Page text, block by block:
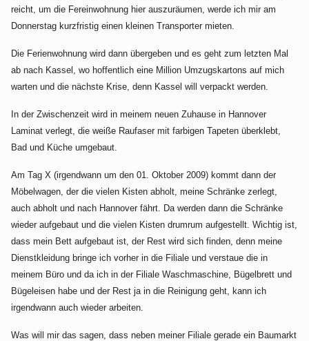
reicht, um die Fereinwohnung hier auszuräumen, werde ich mir am
Donnerstag kurzfristig einen kleinen Transporter mieten.
Die Ferienwohnung wird dann übergeben und es geht zum letzten Mal
ab nach Kassel, wo hoffentlich eine Million Umzugskartons auf mich
warten und die nächste Krise, denn Kassel will verpackt werden.
In der Zwischenzeit wird in meinem neuen Zuhause in Hannover
Laminat verlegt, die weiße Raufaser mit farbigen Tapeten überklebt,
Bad und Küche umgebaut.
Am Tag X (irgendwann um den 01. Oktober 2009) kommt dann der
Möbelwagen, der die vielen Kisten abholt, meine Schränke zerlegt,
auch abholt und nach Hannover fährt. Da werden dann die Schränke
wieder aufgebaut und die vielen Kisten drumrum aufgestellt. Wichtig ist,
dass mein Bett aufgebaut ist, der Rest wird sich finden, denn meine
Dienstkleidung bringe ich vorher in die Filiale und verstaue die in
meinem Büro und da ich in der Filiale Waschmaschine, Bügelbrett und
Bügeleisen habe und der Rest ja in die Reinigung geht, kann ich
irgendwann auch wieder arbeiten.
Was will mir das sagen, dass neben meiner Filiale gerade ein Baumarkt